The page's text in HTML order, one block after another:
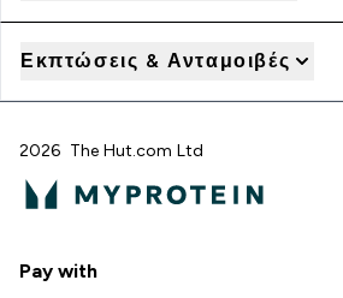
Εκπτώσεις & Ανταμοιβές
2026 The Hut.com Ltd
Pay with